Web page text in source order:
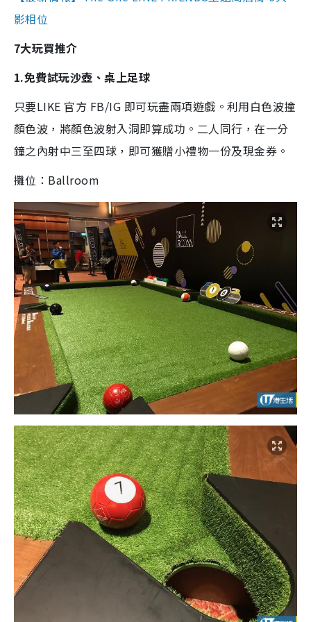
影相位
7大玩買推介
1.免費試玩沙壺、桌上足球
只要LIKE 官方 FB/IG 即可玩盡兩項遊戲。利用白色波撞
顏色波，將顏色波射入洞即算成功。二人同行，在一分
鐘之內射中三至四球，即可獲贈小禮物一份及現金券。
攤位：Ballroom